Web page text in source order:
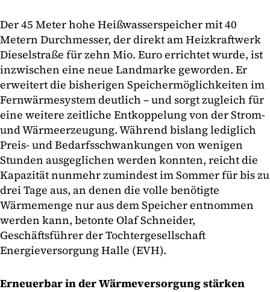
Der 45 Meter hohe Heißwasserspeicher mit 40
Metern Durchmesser, der direkt am Heizkraftwerk
Dieselstraße für zehn Mio. Euro errichtet wurde, ist
inzwischen eine neue Landmarke geworden. Er
erweitert die bisherigen Speichermöglichkeiten im
Fernwärmesystem deutlich – und sorgt zugleich für
eine weitere zeitliche Entkoppelung von der Strom-
und Wärmeerzeugung. Während bislang lediglich
Preis- und Bedarfsschwankungen von wenigen
Stunden ausgeglichen werden konnten, reicht die
Kapazität nunmehr zumindest im Sommer für bis zu
drei Tage aus, an denen die volle benötigte
Wärmemenge nur aus dem Speicher entnommen
werden kann, betonte Olaf Schneider,
Geschäftsführer der Tochtergesellschaft
Energieversorgung Halle (EVH).
Erneuerbar in der Wärmeversorgung stärken